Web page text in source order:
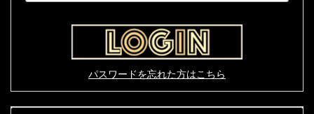
パスワードを忘れた方はこちら